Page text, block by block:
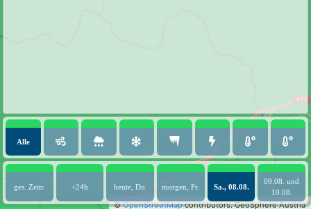
©OpenStreetMapcontributors. GeoSphere Austria
Alle
ges. Zeitr. +24h heute, Do. morgen, Fr. Sa., 08.08.
09.08. und
10.08.